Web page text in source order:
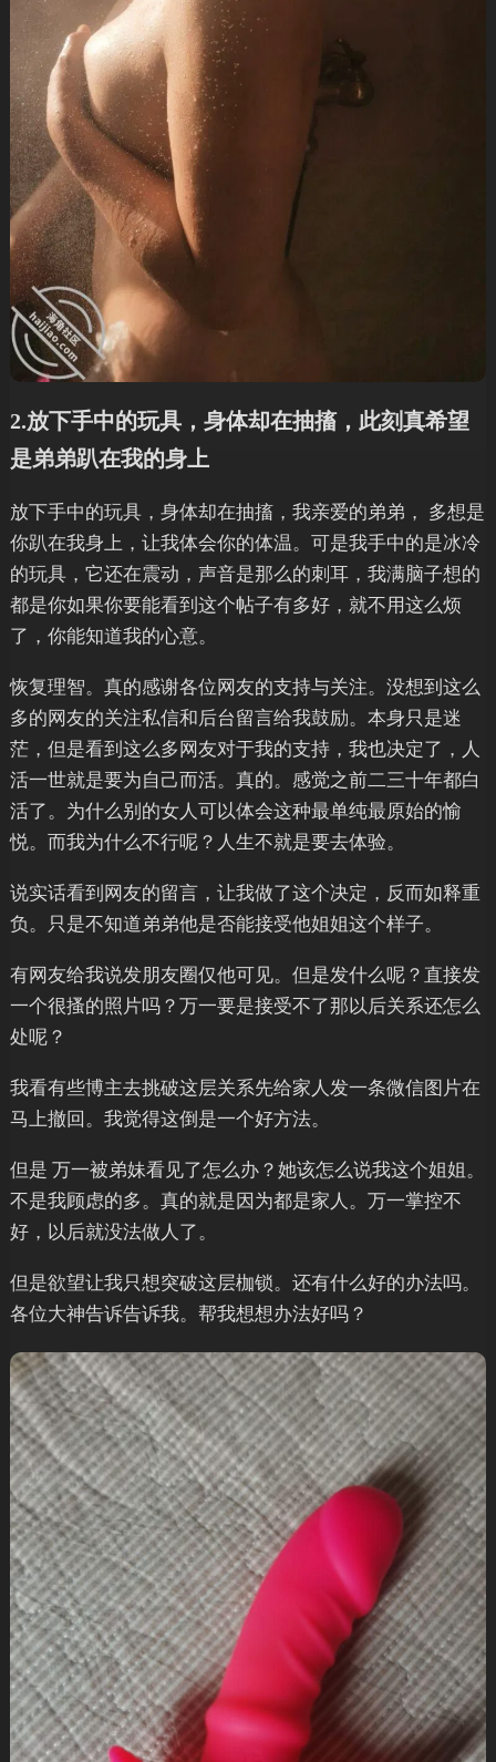
2.放下手中的玩具，身体却在抽搐，此刻真希望
是弟弟趴在我的身上
放下手中的玩具，身体却在抽搐，我亲爱的弟弟， 多想是
你趴在我身上，让我体会你的体温。可是我手中的是冰冷
的玩具，它还在震动，声音是那么的刺耳，我满脑子想的
都是你如果你要能看到这个帖子有多好，就不用这么烦
了，你能知道我的心意。
恢复理智。真的感谢各位网友的支持与关注。没想到这么
多的网友的关注私信和后台留言给我鼓励。本身只是迷
茫，但是看到这么多网友对于我的支持，我也决定了，人
活一世就是要为自己而活。真的。感觉之前二三十年都白
活了。为什么别的女人可以体会这种最单纯最原始的愉
悦。而我为什么不行呢？人生不就是要去体验。
说实话看到网友的留言，让我做了这个决定，反而如释重
负。只是不知道弟弟他是否能接受他姐姐这个样子。
有网友给我说发朋友圈仅他可见。但是发什么呢？直接发
一个很搔的照片吗？万一要是接受不了那以后关系还怎么
处呢？
我看有些博主去挑破这层关系先给家人发一条微信图片在
马上撤回。我觉得这倒是一个好方法。
但是 万一被弟妹看见了怎么办？她该怎么说我这个姐姐。
不是我顾虑的多。真的就是因为都是家人。万一掌控不
好，以后就没法做人了。
但是欲望让我只想突破这层枷锁。还有什么好的办法吗。
各位大神告诉告诉我。帮我想想办法好吗？